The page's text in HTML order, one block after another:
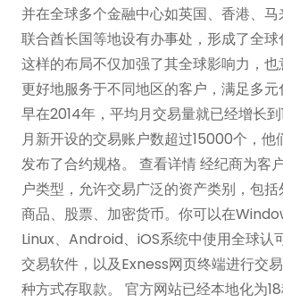
并在全球多个金融中心如英国、香港、
联合酋长国等地设有办事处，形成了全球
这样的布局不仅加强了其全球影响力，
更好地服务于不同地区的客户，满足多元
早在2014年，平均月交易量就已经增长
月新开设的交易账户数超过15000个，他
发布了合约规格。 查看详情 经纪商为客
户类型，允许交易广泛的资产类别，包括
商品、股票、加密货币。你可以在
Linux、Android、iOS系统中使用全球
交易软件，以及Exness网页终端进行交
种方式存取款。 官方网站已经本地化为